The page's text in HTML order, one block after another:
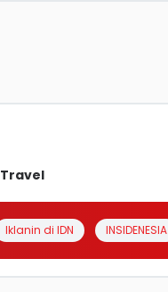
Travel
Iklanin di IDN INSIDENESIA